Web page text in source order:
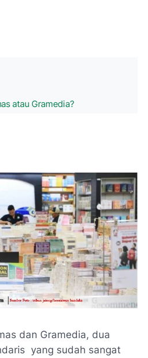
atau Gramedia?
dan Gramedia, dua
yang sudah sangat